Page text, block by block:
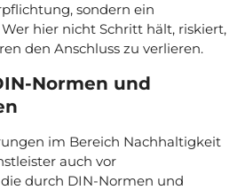
sondern ein
hier nicht Schritt hält, riskiert,
den Anschluss zu verlieren.
Normen und
im Bereich Nachhaltigkeit
auch vor
durch DIN-Normen und